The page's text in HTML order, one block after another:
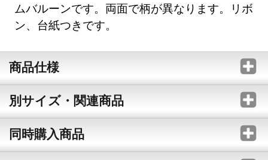
ムバルーンです。両面で柄が異なります。リボ
ン、台紙つきです。
商品仕様
別サイズ・関連商品
同時購入商品